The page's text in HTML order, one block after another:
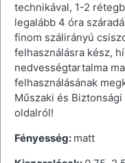
technikával, 1-2
legalább 4 óra
finom szálirányú
felhasználásra kész,
nedvességtartalma
felhasználásának
Műszaki és
oldalról!
Fényesség: matt